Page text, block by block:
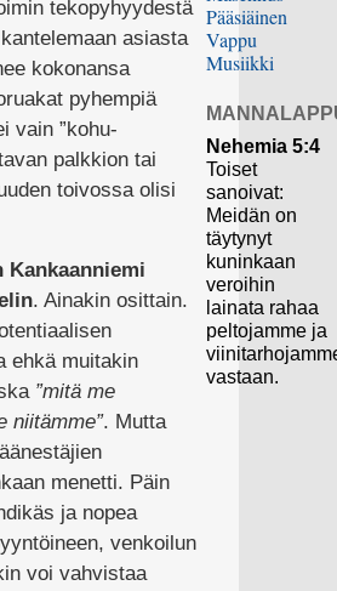
tekopyhyydestä
asiasta
kokonansa
pyhempiä
vain ”kohu-
palkkion tai
toivossa olisi
Kankaanniemi
. Ainakin osittain.
ehkä muitakin
”mitä me
niitämme”. Mutta
menetti. Päin
ja nopea
venkoilun
voi vahvistaa
Pääsiäinen
Vappu
Musiikki
Nehemia 5:4
Toiset
sanoivat:
Meidän on
täytynyt
kuninkaan
veroihin
lainata rahaa
peltojamme ja
vastaan.